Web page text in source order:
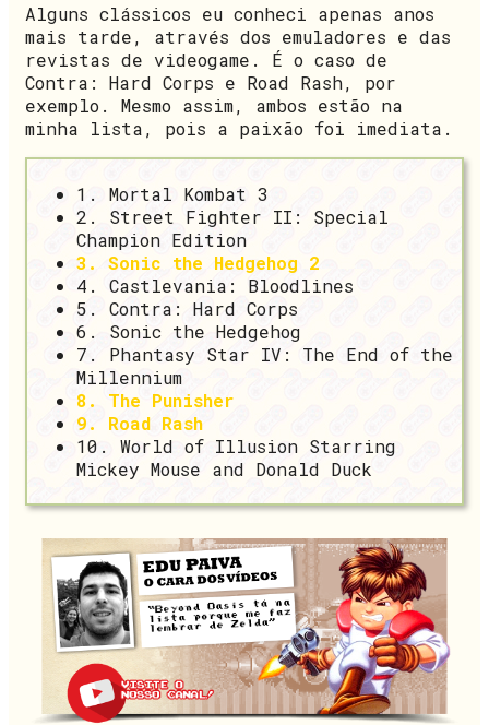
Alguns clássicos eu conheci apenas anos
mais tarde, através dos emuladores e das
revistas de videogame. É o caso de
Contra: Hard Corps e Road Rash, por
exemplo. Mesmo assim, ambos estão na
minha lista, pois a paixão foi imediata.
1. Mortal Kombat 3
2. Street Fighter II: Special
Champion Edition
3. Sonic the Hedgehog 2
4. Castlevania: Bloodlines
5. Contra: Hard Corps
6. Sonic the Hedgehog
7. Phantasy Star IV: The End of the
Millennium
8. The Punisher
9. Road Rash
10. World of Illusion Starring
Mickey Mouse and Donald Duck